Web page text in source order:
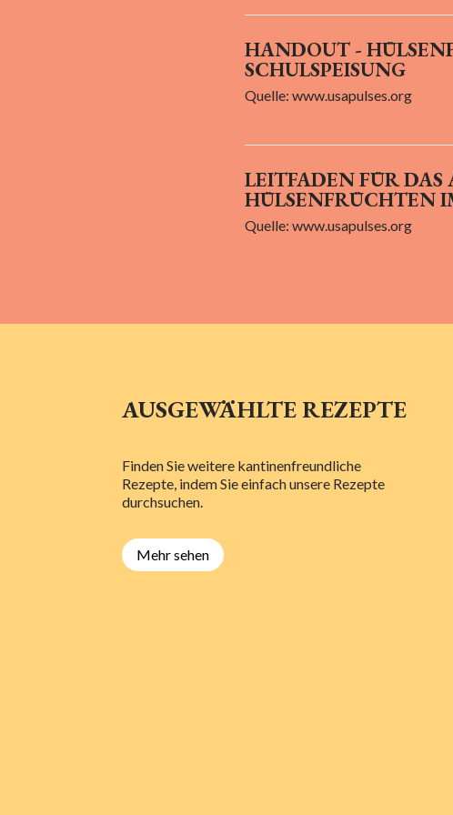
HANDOUT -
SCHULSPEISUNG
Quelle: www.usapulses.org
LEITFADEN FÜR
HÜLSENFRÜCHTEN
Quelle: www.usapulses.org
AUSGEWÄHLTE REZEPTE
Finden Sie weitere kantinenfreundliche
Rezepte, indem Sie einfach unsere Rezepte
durchsuchen.
Mehr sehen